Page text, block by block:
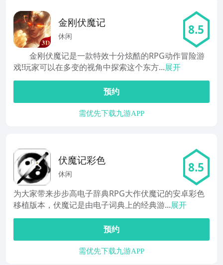
金刚伏魔记
休闲 8.5
金刚伏魔记是一款特效十分炫酷的RPG动作冒险游
戏!玩家可以在多变的视角中探索这个东方...展开
预约
需优先下载九游APP
伏魔记彩色
休闲 8.5
为大家带来步步高电子辞典RPG大作伏魔记的安卓彩色
移植版本，伏魔记是由电子词典上的经典游...展开
预约
需优先下载九游APP